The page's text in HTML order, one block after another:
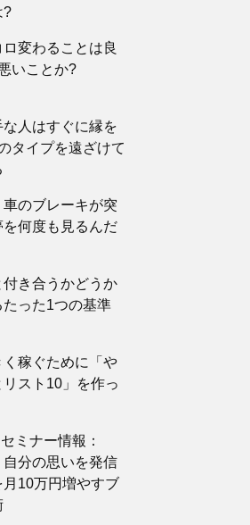
?
変わることは良
いことか?
な人はすぐに縁を
タイプを遠ざけて
車のブレーキが突
何度も見るんだ
き合うかどうか
たった1つの基準
稼ぐために「や
リスト10」を作っ
ミナー情報：
自分の思いを発信
月10万円増やすブ